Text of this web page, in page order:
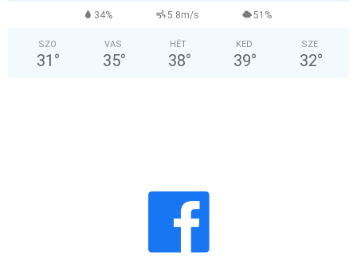
34% 5.8m/s 51%
SZO
31 °
VAS
35°
HÉT
38°
KED
39°
SZE
32°